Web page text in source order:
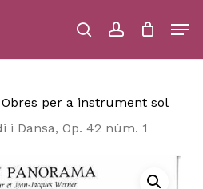
searchaccount
Close
Obres per a instrument sol
i Dansa, Op. 42 núm. 1
Menu